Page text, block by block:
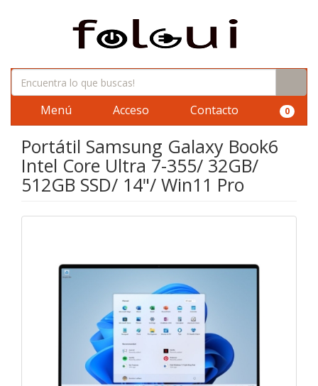
Menú Acceso Contacto 0
Portátil Samsung Galaxy Book6
Intel Core Ultra 7-355/ 32GB/
512GB SSD/ 14"/ Win11 Pro